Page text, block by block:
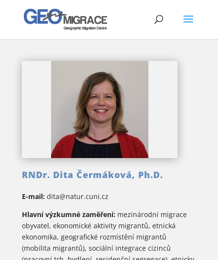
RNDr. Dita Čermáková, Ph.D.
E-mail: dita@natur.cuni.cz
Hlavní výzkumné zaměření: mezinárodní migrace
obyvatel, ekonomické aktivity migrantů, etnická
ekonomika, geografické rozmístění migrantů
(mobilita migrantů), sociální integrace cizinců